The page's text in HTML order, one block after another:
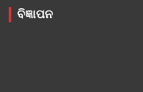
ବିଜ୍ଞାପନ